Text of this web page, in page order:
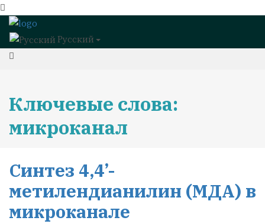
Русский
Ключевые слова:
микроканал
Синтез 4,4’-
метилендианилин (МДА) в
микроканале